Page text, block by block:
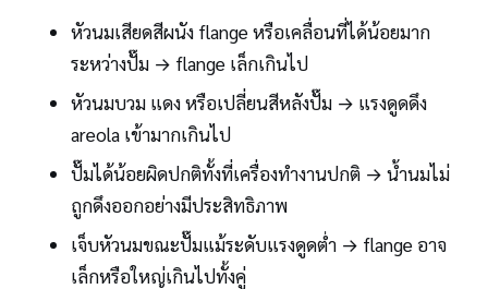
หัวนมเสียดสีผนัง flange หรือเคลื่อนที่ได้น้อยมาก
ระหว่างปั๊ม → flange เล็กเกินไป
หัวนมบวม แดง หรือเปลี่ยนสีหลังปั๊ม → แรงดูดดึง
areola เข้ามากเกินไป
ปั๊มได้น้อยผิดปกติทั้งที่เครื่องทำงานปกติ → น้ำนมไม่
ถูกดึงออกอย่างมีประสิทธิภาพ
เจ็บหัวนมขณะปั๊มแม้ระดับแรงดูดต่ำ → flange อาจ
เล็กหรือใหญ่เกินไปทั้งคู่